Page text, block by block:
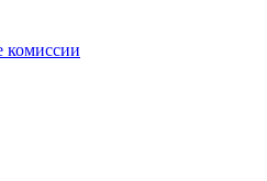
комиссии